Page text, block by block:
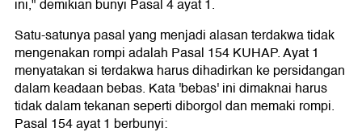
ini," demikian bunyi Pasal 4 ayat 1.
Satu-satunya pasal yang menjadi alasan terdakwa tidak
mengenakan rompi adalah Pasal 154 KUHAP. Ayat 1
menyatakan si terdakwa harus dihadirkan ke persidangan
dalam keadaan bebas. Kata 'bebas' ini dimaknai harus
tidak dalam tekanan seperti diborgol dan memaki rompi.
Pasal 154 ayat 1 berbunyi: